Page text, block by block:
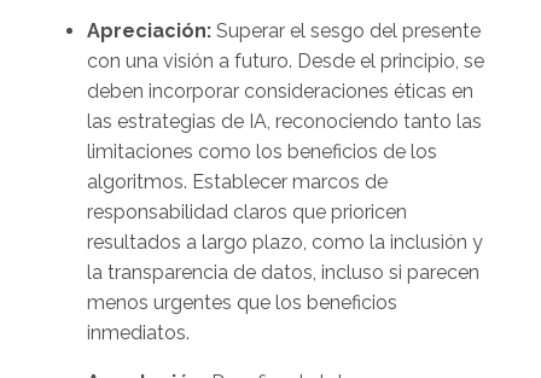
Apreciación: Superar el sesgo del presente
con una visión a futuro. Desde el principio, se
deben incorporar consideraciones éticas en
las estrategias de IA, reconociendo tanto las
limitaciones como los beneficios de los
algoritmos. Establecer marcos de
responsabilidad claros que prioricen
resultados a largo plazo, como la inclusión y
la transparencia de datos, incluso si parecen
menos urgentes que los beneficios
inmediatos.